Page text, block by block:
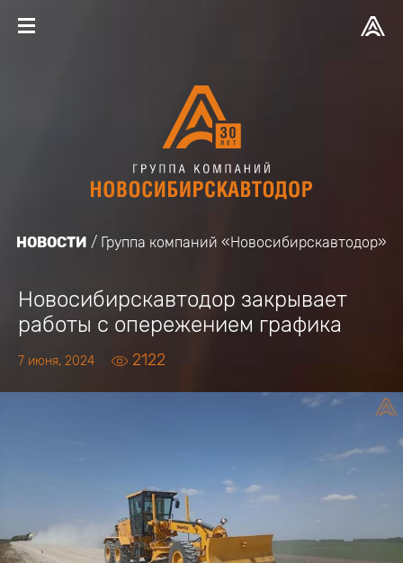
НОВОСТИ Группа компаний «Новосибирскавтодор»
Новосибирскавтодор закрывает
работы с опережением графика
7 июня, 2024 2122